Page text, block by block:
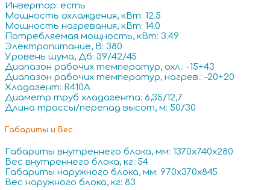
Инвертор: есть
Мощность охлаждения, кВт: 12.5
Мощность нагревания, кВт: 14.0
Потребляемая мощность, кВт: 3.49
Электропитание, В: 380
Уровень шума, Дб: 39/42/45
Диапазон рабочих температур, охл.: -15+43
Диапазон рабочих температур, нагрев.: -20+20
Хладагент: R410A
Диаметр труб хладагента: 6,35/12,7
Длина трассы/перепад высот, м: 50/30
Габариты и Вес
Габариты внутреннего блока, мм: 1370x740x280
Вес внутреннего блока, кг: 54
Габариты наружного блока, мм: 970x370x845
Вес наружного блока, кг: 83